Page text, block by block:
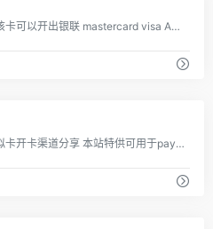
需要有浦发实体卡，该卡可以开出银联 mastercard visa AME 四种卡片
虚拟卡论坛，国外虚拟卡开卡渠道分享 本站特供可用于paypal、wechat alipay google play、app store、battle、amazon等支持visa和Mastercard网站的预付卡或礼品卡！ 可用于验证 充值卡、认证 激活卡、绑定、 消费等用途。 另外如果您有其他需求也可告诉我们，我们提供各种场合适合使用的虚拟卡！ 信用卡论坛虚拟卡排行榜： 一、coinizy：支持微信支付宝（挂） 二、 ecoPayz Card：支持网上银行（欧洲） 三、 浦发银行 E-GO 虚拟卡：功能强大 四、spectrocard：支持电子钱包（挂） 五、Gpluscard:中文客服，支持人民币（挂） 六、coinsbank：支持完美货币（挂） 七、 uquid：支持虚拟币（挂） 八、 wirex app visa:支持虚拟币（欧洲证明） 九、 payeer：申请便宜（挂） 十、 advcash：除此申请优惠（挂） 十一、 moneypolo：英国虚拟卡（实名认证） 十二、 payoneer：附带国外银行账户 十三、 entropay虚拟卡：充值困难（挂） 十四、 globalcash香港虚拟卡：支持网银充值 十五、OKpay：开卡15刀，费用较高（挂） 十六、中国爱汇旅支卡：实体卡，50元开卡 十七、USUnlocked虚拟卡收费15美元（挂） 十八、德国mycard2go虚拟卡，电汇充值 十九、Tap&amp;go（拍住赏）:有虚拟卡和实体卡 二十、 transforex（通汇香港旅支卡）:实体卡 二十一、33finance：三三金融预付卡 实体卡